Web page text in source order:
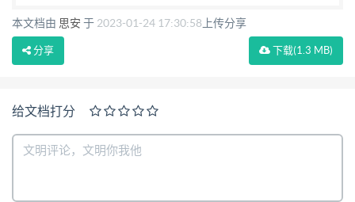
本文档由 思安 于 2023-01-24 17:30:58 上传分享
下载(1.3 MB)
分享
给文档打分